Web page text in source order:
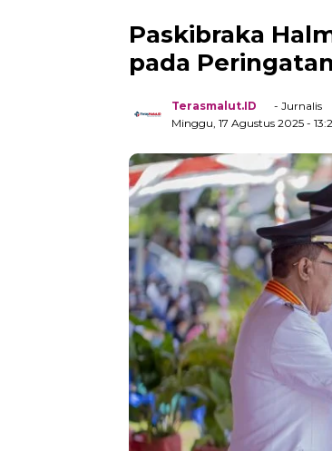
Paskibraka
pada
Terasmalut.ID
- Jurnalis
Minggu, 17 Agustus 2025 -